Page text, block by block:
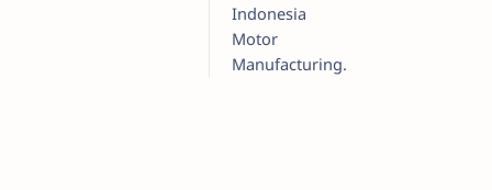
Indonesia
Motor
Manufacturing.